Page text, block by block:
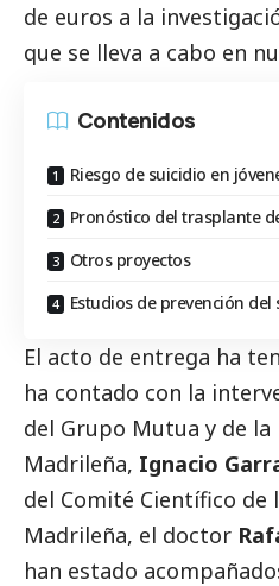
de euros a la
que se lleva a cabo en
Contenidos
Riesgo de suicidio en
Pronóstico del trasplante
Otros proyectos
Estudios de prevención del
El acto de entrega ha
ha contado con la
del Grupo Mutua y de
Madrileña, Ignacio
del Comité Científico de
Madrileña, el doctor
han estado